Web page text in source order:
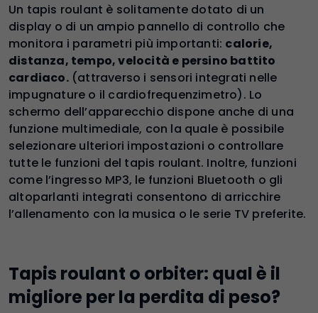
Un tapis roulant è solitamente dotato di un
display o di un ampio pannello di controllo che
monitora i parametri più importanti: calorie,
distanza, tempo, velocità e persino battito
cardiaco.(attraverso i sensori integrati nelle
impugnature o il cardiofrequenzimetro). Lo
schermo dell’apparecchio dispone anche di una
funzione multimediale, con la quale è possibile
selezionare ulteriori impostazioni o controllare
tutte le funzioni del tapis roulant. Inoltre, funzioni
come l’ingresso MP3, le funzioni Bluetooth o gli
altoparlanti integrati consentono di arricchire
l’allenamento con la musica o le serie TV preferite.
Tapis roulant o orbiter: qual è il
migliore per la perdita di peso?